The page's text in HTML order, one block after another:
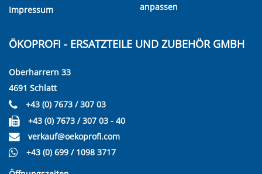
Impressum
anpassen
ÖKOPROFI - ERSATZTEILE UND ZUBEHÖR GMBH
Oberharrern 33
4691 Schlatt
+43 (0) 7673 / 307 03
+43 (0) 7673 / 307 03 - 40
verkauf@oekoprofi.com
+43 (0) 699 / 1098 3717